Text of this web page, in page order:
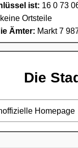
ist: 16 0 73
Ortsteile
Ämter: Markt 7
Die
Homepage